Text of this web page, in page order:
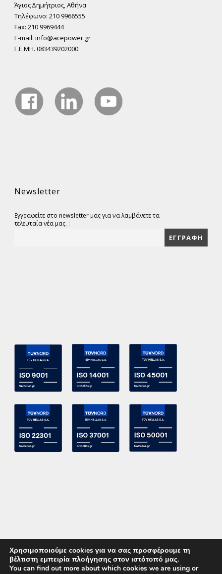
Άγιος ∆ηµήτριος, Αθήνα
Τηλέφωνο: 210 9966555
Fax: 210 9969444
E-mail: info@acepower.gr
Γ.Ε.ΜΗ. 083439202000
Newsletter
Εγγραφείτε στο newsletter μας για να λαμβάνετε τα
τελευταία νέα μας. :
Χρησιμοποιούμε cookies για να σας προσφέρουμε τη
βέλτιστη εμπειρία πλοήγησης στον ιστότοπό μας.
You can find out more about which cookies we are using or